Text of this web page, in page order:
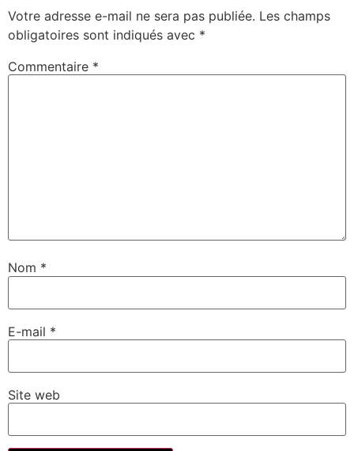
Votre adresse e-mail ne sera pas publiée. Les champs
obligatoires sont indiqués avec *
Commentaire *
Nom *
E-mail *
Site web